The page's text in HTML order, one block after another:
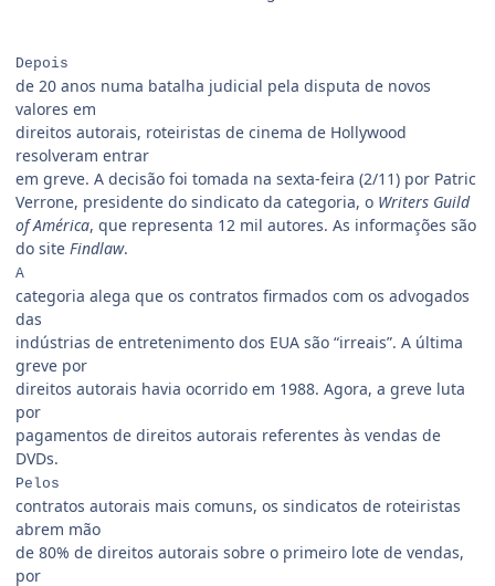
Depois
de 20 anos numa batalha judicial pela disputa de novos
valores em
direitos autorais, roteiristas de cinema de Hollywood
resolveram entrar
em greve. A decisão foi tomada na sexta-feira (2/11) por Patric
Verrone, presidente do sindicato da categoria, o Writers Guild
of América, que representa 12 mil autores. As informações são
do site Findlaw.
A
categoria alega que os contratos firmados com os advogados
das
indústrias de entretenimento dos EUA são “irreais”. A última
greve por
direitos autorais havia ocorrido em 1988. Agora, a greve luta
por
pagamentos de direitos autorais referentes às vendas de
DVDs.
Pelos
contratos autorais mais comuns, os sindicatos de roteiristas
abrem mão
de 80% de direitos autorais sobre o primeiro lote de vendas,
por